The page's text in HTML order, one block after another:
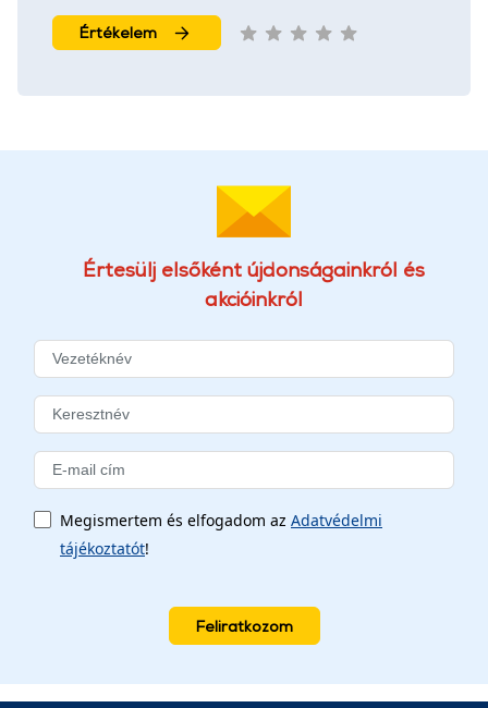
Értékelem
Értesülj elsőként újdonságainkról és
akcióinkról
Megismertem és elfogadom az Adatvédelmi
tájékoztatót!
Feliratkozom